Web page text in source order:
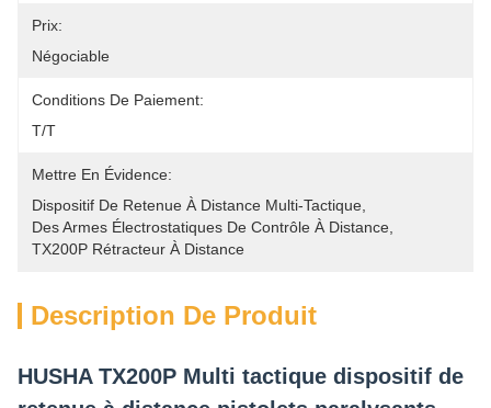
Prix:
Négociable
Conditions De Paiement:
T/T
Mettre En Évidence:
Dispositif De Retenue À Distance Multi-Tactique
Des Armes Électrostatiques De Contrôle À Distance
TX200P Rétracteur À Distance
Description De Produit
HUSHA TX200P Multi tactique dispositif de